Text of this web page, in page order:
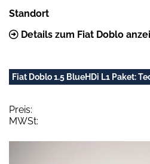
Standort
Details zum Fiat Doblo
Fiat Doblo 1.5 BlueHDi L1 Paket:
Preis:
MWSt: